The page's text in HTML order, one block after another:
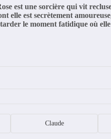
est une sorcière qui vit
elle est secrètement
le moment fatidique où
Claude